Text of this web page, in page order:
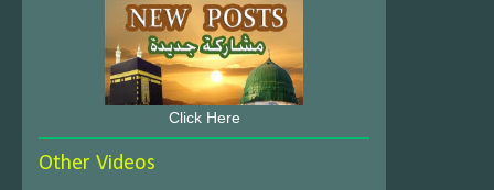
Click Here
Other Videos